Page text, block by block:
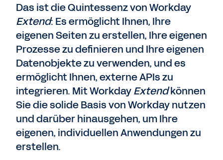
Das ist die Quintessenz von Workday
Extend: Es ermöglicht Ihnen, Ihre
eigenen Seiten zu erstellen, Ihre eigenen
Prozesse zu definieren und Ihre eigenen
Datenobjekte zu verwenden, und es
ermöglicht Ihnen, externe APIs zu
integrieren. Mit WorkdayExtendkönnen
Sie die solide Basis von Workday nutzen
und darüber hinausgehen, um Ihre
eigenen, individuellen Anwendungen zu
erstellen.